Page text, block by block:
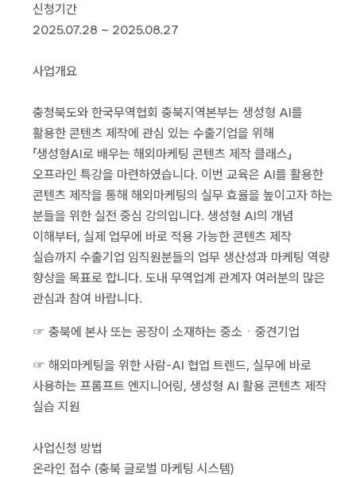
신청기간
2025.07.28 ~ 2025.08.27
사업개요
충청북도와 한국무역협회 충북지역본부는 생성형 AI를
활용한 콘텐츠 제작에 관심 있는 수출기업을 위해
「생성형AI로 배우는 해외마케팅 콘텐츠 제작 클래스」
오프라인 특강을 마련하였습니다. 이번 교육은 AI를 활용한
콘텐츠 제작을 통해 해외마케팅의 실무 효율을 높이고자 하는
분들을 위한 실전 중심 강의입니다. 생성형 AI의 개념
이해부터, 실제 업무에 바로 적용 가능한 콘텐츠 제작
실습까지 수출기업 임직원분들의 업무 생산성과 마케팅 역량
향상을 목표로 합니다. 도내 무역업계 관계자 여러분의 많은
관심과 참여 바랍니다.
☞ 충북에 본사 또는 공장이 소재하는 중소ㆍ중견기업
☞ 해외마케팅을 위한 사람-AI 협업 트렌드, 실무에 바로
사용하는 프롬프트 엔지니어링, 생성형 AI 활용 콘텐츠 제작
실습 지원
사업신청 방법
온라인 접수 (충북 글로벌 마케팅 시스템)